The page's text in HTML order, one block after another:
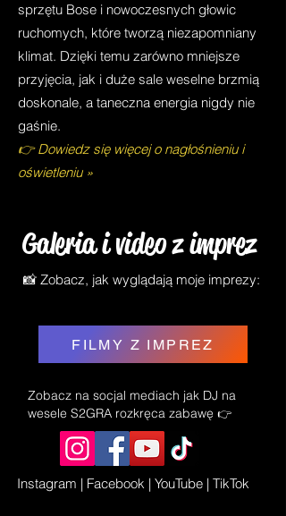
sprzętu Bose i nowoczesnych głowic
ruchomych, które tworzą niezapomniany
klimat. Dzięki temu zarówno mniejsze
przyjęcia, jak i duże sale weselne brzmią
doskonale, a taneczna energia nigdy nie
gaśnie.
👉 Dowiedz się więcej o nagłośnieniu i
oświetleniu »
Galeria i video z imprez
​📸 Zobacz, jak wyglądają moje imprezy:
FILMY Z IMPREZ
Zobacz na socjal mediach jak DJ na
wesele S2GRA rozkręca zabawę 👉
Instagram | Facebook | YouTube | TikTok